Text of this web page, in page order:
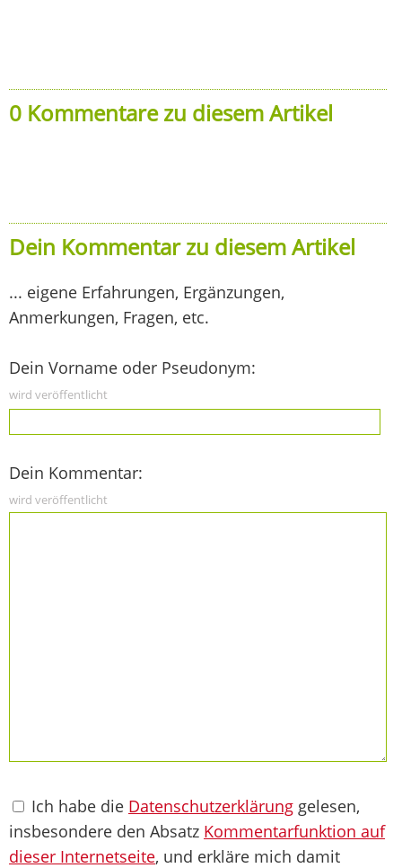
0 Kommentare zu diesem Artikel
Dein Kommentar zu diesem Artikel
... eigene Erfahrungen, Ergänzungen,
Anmerkungen, Fragen, etc.
Dein Vorname oder Pseudonym:
wird veröffentlicht
Dein Kommentar:
wird veröffentlicht
Ich habe die Datenschutzerklärung gelesen,
insbesondere den Absatz Kommentarfunktion auf
dieser Internetseite, und erkläre mich damit